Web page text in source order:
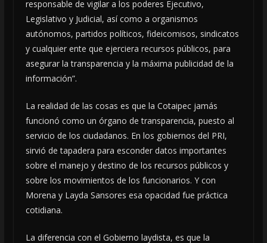
responsable de vigilar a los poderes Ejecutivo,
Legislativo y Judicial, así como a organismos
autónomos, partidos políticos, fideicomisos, sindicatos
y cualquier ente que ejerciera recursos públicos, para
asegurar la transparencia y la máxima publicidad de la
información”.
La realidad de las cosas es que la Cotaipec jamás
funcionó como un órgano de transparencia, puesto al
servicio de los ciudadanos. En los gobiernos del PRI,
sirvió de tapadera para esconder datos importantes
sobre el manejo y destino de los recursos públicos y
sobre los movimientos de los funcionarios. Y con
Morena y Layda Sansores esa opacidad fue práctica
cotidiana.
La diferencia con el Gobierno laydista, es que la